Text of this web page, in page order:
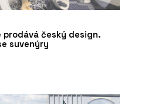
prodává český design.
suvenýry